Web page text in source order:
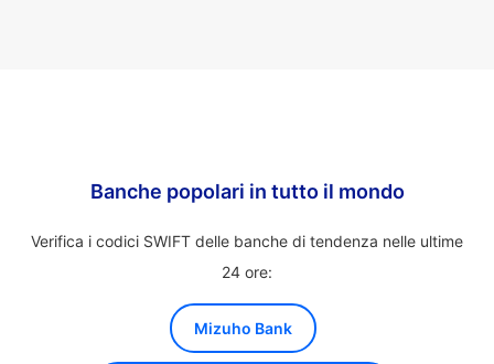
Banche popolari in tutto il mondo
Verifica i codici SWIFT delle banche di tendenza nelle ultime
24 ore:
Mizuho Bank